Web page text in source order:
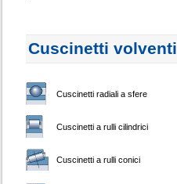
Cuscinetti volventi
Cuscinetti radiali a sfere
Cuscinetti a rulli cilindrici
Cuscinetti a rulli conici